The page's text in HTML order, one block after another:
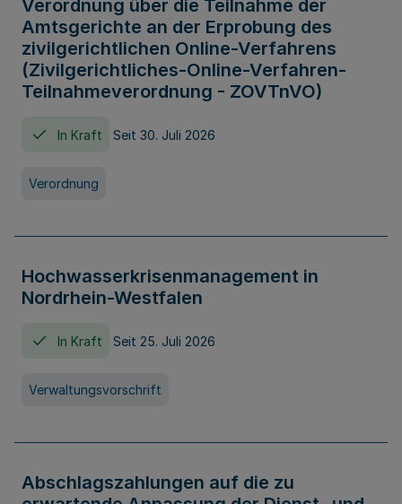
Verordnung über die Teilnahme der
Amtsgerichte an der Erprobung des
zivilgerichtlichen Online-Verfahrens
(Zivilgerichtliches-Online-Verfahren-
Teilnahmeverordnung - ZOVTnVO)
In Kraft Seit 30. Juli 2026
Verordnung
Hochwasserkrisenmanagement in
Nordrhein-Westfalen
In Kraft Seit 25. Juli 2026
Verwaltungsvorschrift
Abschlagszahlungen auf die zu